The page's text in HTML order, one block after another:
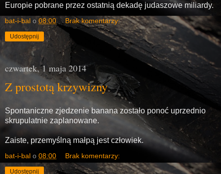
Europie pobrane przez ostatnią dekadę judaszowe miliardy.
bat-i-bal o 08:00 Brak komentarzy:
Udostępnij
czwartek, 1 maja 2014
Z prostotą krzywizny
Spontaniczne zjedzenie banana zostało ponoć uprzednio
skrupulatnie zaplanowane.
Zaiste, przemyślną małpą jest człowiek.
bat-i-bal o 08:00 Brak komentarzy:
Udostępnij